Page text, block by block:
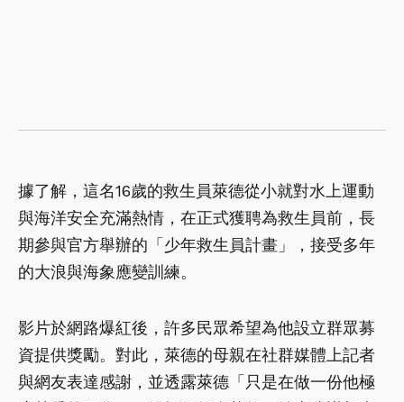
據了解，這名16歲的救生員萊德從小就對水上運動
與海洋安全充滿熱情，在正式獲聘為救生員前，長
期參與官方舉辦的「少年救生員計畫」，接受多年
的大浪與海象應變訓練。
影片於網路爆紅後，許多民眾希望為他設立群眾募
資提供獎勵。對此，萊德的母親在社群媒體上記者
與網友表達感謝，並透露萊德「只是在做一份他極